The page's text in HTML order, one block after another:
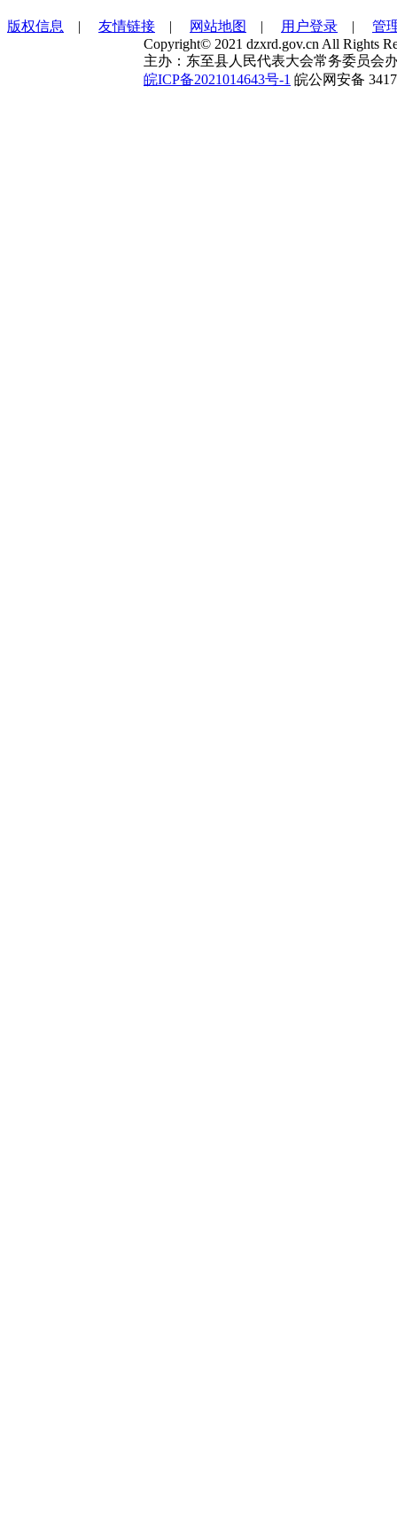
版权信息 | 友情链接 | 网站地图 | 用户登录 | 管
Copyright© 2021 dzxrd.gov.cn All Rights
主办：东至县人民代表大会常务委员会
皖ICP备2021014643号-1 皖公网安备